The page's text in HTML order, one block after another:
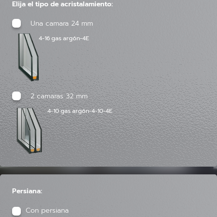
Elija el tipo de acristalamiento:
Una camara 24 mm
4-16 gas argón-4E
2 camaras 32 mm
4-10 gas argón-4-10-4E
Persiana:
Con persiana